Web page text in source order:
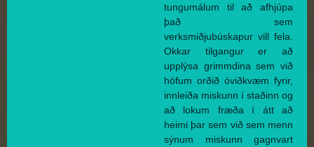
tungumálum til að afhjúpa
það sem
verksmiðjubúskapur vill fela.
Okkar tilgangur er að
upplýsa grimmdina sem við
höfum orðið óviðkvæm fyrir,
innleiða miskunn í staðinn og
að lokum fræða í átt að
heimi þar sem við sem menn
sýnum miskunn gagnvart